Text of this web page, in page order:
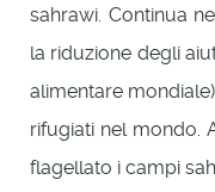
sahrawi. Continua
la riduzione degli
alimentare
rifugiati nel mondo.
flagellato i campi